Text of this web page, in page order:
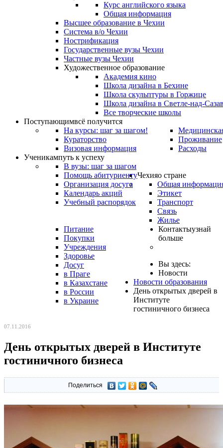
Курс английского языка
Общая информация
Высшее образование в Чехии
Система в/о Чехии
Нострификация
Государственные вузы Чехии
Частные вузы Чехии
Художественное образование
Академия кино
Школа дизайна в Бехине
Школа скульптуры в Горжице
Школа дизайна в Светле-над-
Все творческие школы
Поступающимвсё получится
На курсы: шаг за шагом!
Кураторство
Визовая информация
Проживание
Расходы
Ученикампуть к успеху
В вузы: шаг за шагом
Помощь абитуриенту
Организация досуга
Календарь акций
Учебный распорядок
Чехияо стране
Общая
Этикет
Транспорт
Связь
Жилье
Питание
Покупки
Учреждения
Здоровье
Досуг
Контактыузнай
больше
в Праге
в Казахстане
в России
в Украине
Вы здесь:
Новости
Новости образования
День открытых дверей в
Институте
гостиничного бизнеса
07.11.2016
День открытых дверей в Институте
гостиничного бизнеса
Поделиться